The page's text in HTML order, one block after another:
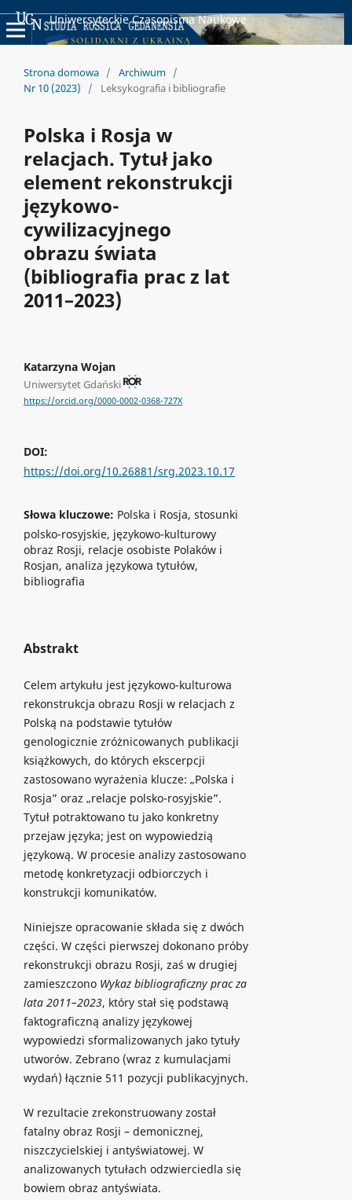
Uniwersyteckie Czasopisma Naukowe
Strona domowa / Archiwum /
Nr 10 (2023)
/ Leksykografia i bibliografie
Polska i Rosja w
relacjach. Tytuł jako
element rekonstrukcji
językowo-
cywilizacyjnego
obrazu świata
(bibliografia prac z lat
2011–2023)
Katarzyna Wojan
Uniwersytet Gdański
https://orcid.org/0000-0002-0368-727X
DOI:
https://doi.org/10.26881/srg.2023.10.17
Słowa kluczowe: Polska i Rosja, stosunki
polsko-rosyjskie, językowo-kulturowy
obraz Rosji, relacje osobiste Polaków i
Rosjan, analiza językowa tytułów,
bibliografia
Abstrakt
Celem artykułu jest językowo-kulturowa
rekonstrukcja obrazu Rosji w relacjach z
Polską na podstawie tytułów
genologicznie zróżnicowanych publikacji
książkowych, do których ekscerpcji
zastosowano wyrażenia klucze: „Polska i
Rosja” oraz „relacje polsko-rosyjskie”.
Tytuł potraktowano tu jako konkretny
przejaw języka; jest on wypowiedzią
językową. W procesie analizy zastosowano
metodę konkretyzacji odbiorczych i
konstrukcji komunikatów.
Niniejsze opracowanie składa się z dwóch
części. W części pierwszej dokonano próby
rekonstrukcji obrazu Rosji, zaś w drugiej
zamieszczono Wykaz bibliograficzny prac za
lata 2011–2023, który stał się podstawą
faktograficzną analizy językowej
wypowiedzi sformalizowanych jako tytuły
utworów. Zebrano (wraz z kumulacjami
wydań) łącznie 511 pozycji publikacyjnych.
W rezultacie zrekonstruowany został
fatalny obraz Rosji – demonicznej,
niszczycielskiej i antyświatowej. W
analizowanych tytułach odzwierciedla się
bowiem obraz antyświata.